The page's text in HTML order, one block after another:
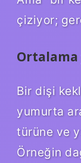
çiziyor;
Ortalama
Bir dişi
yumurta
türüne ve
Örneğin